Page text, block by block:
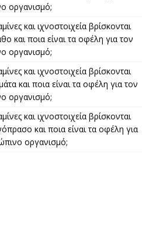
οργανισμό;
και ιχνοστοιχεία βρίσκονται
και ποια είναι τα οφέλη για τον
οργανισμό;
και ιχνοστοιχεία βρίσκονται
και ποια είναι τα οφέλη για τον
οργανισμό;
και ιχνοστοιχεία βρίσκονται
και ποια είναι τα οφέλη για
οργανισμό;